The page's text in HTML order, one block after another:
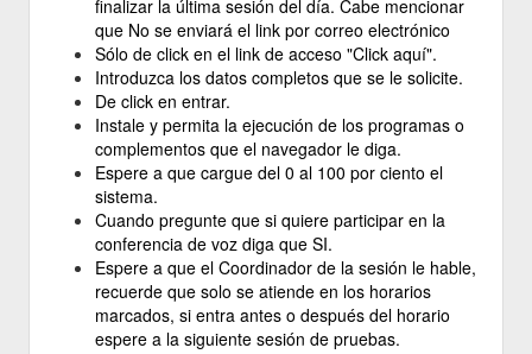
finalizar la última sesión del día. Cabe mencionar
que No se enviará el link por correo electrónico
Sólo de click en el link de acceso "Click aquí".
Introduzca los datos completos que se le solicite.
De click en entrar.
Instale y permita la ejecución de los programas o
complementos que el navegador le diga.
Espere a que cargue del 0 al 100 por ciento el
sistema.
Cuando pregunte que si quiere participar en la
conferencia de voz diga que SI.
Espere a que el Coordinador de la sesión le hable,
recuerde que solo se atiende en los horarios
marcados, si entra antes o después del horario
espere a la siguiente sesión de pruebas.